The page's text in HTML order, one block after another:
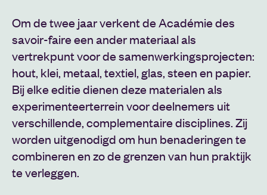
Om de twee jaar verkent de Académie des
savoir-faire een ander materiaal als
vertrekpunt voor de samenwerkingsprojecten:
hout, klei, metaal, textiel, glas, steen en papier.
Bij elke editie dienen deze materialen als
experimenteerterrein voor deelnemers uit
verschillende, complementaire disciplines. Zij
worden uitgenodigd om hun benaderingen te
combineren en zo de grenzen van hun praktijk
te verleggen.